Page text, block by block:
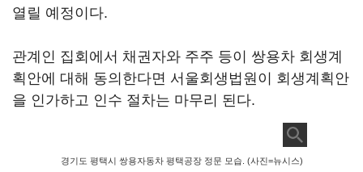
열릴 예정이다.
관계인 집회에서 채권자와 주주 등이 쌍용차 회생계
획안에 대해 동의한다면 서울회생법원이 회생계획안
을 인가하고 인수 절차는 마무리 된다.
경기도 평택시 쌍용자동차 평택공장 정문 모습. (사진=뉴시스)